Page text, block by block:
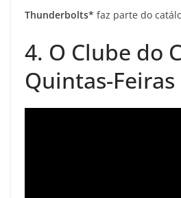
Thunderbolts* faz parte do
4. O Clube do
Quintas-Feiras